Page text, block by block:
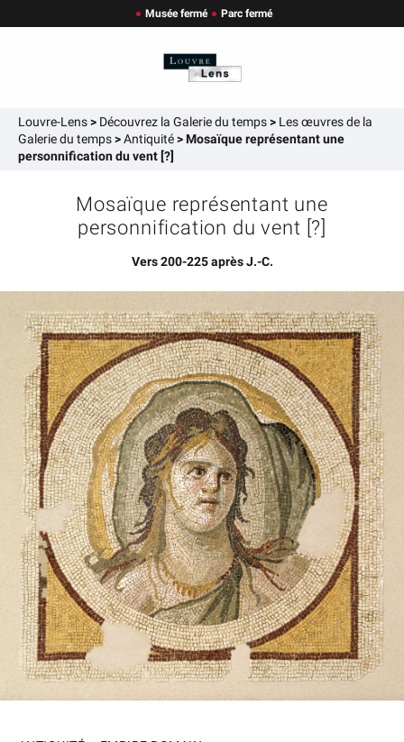
Musée fermé Parc fermé
Louvre-Lens> Découvrez la Galerie du temps> Les œuvres de la
Galerie du temps>Antiquité>Mosaïque représentant une
personnification du vent [?]
Mosaïque représentant une
personnification du vent [?]
Vers 200-225 après J.-C.